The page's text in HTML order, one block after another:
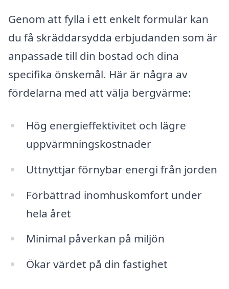
Genom att fylla i ett enkelt formulär kan
du få skräddarsydda erbjudanden som är
anpassade till din bostad och dina
specifika önskemål. Här är några av
fördelarna med att välja bergvärme:
Hög energieffektivitet och lägre
uppvärmningskostnader
Uttnyttjar förnybar energi från jorden
Förbättrad inomhuskomfort under
hela året
Minimal påverkan på miljön
Ökar värdet på din fastighet